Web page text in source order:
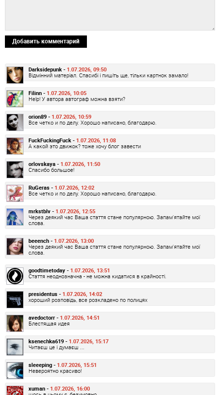
Добавить комментарий
Darksidepunk - 1.07.2026, 09:50
Відмінний матеріал. Спасибі і пишіть ще, тільки картнок замало!
Filinn - 1.07.2026, 10:05
Help! У автора автограф можна взяти?
orion89 - 1.07.2026, 10:59
Все четко и по делу. Хорошо написано, благодарю.
FuckFuckingFuck - 1.07.2026, 11:08
А какой это движок? тоже хочу блог завести
orlovskaya - 1.07.2026, 11:50
Спасибо большое!
RuGeras - 1.07.2026, 12:02
Все четко и по делу. Хорошо написано, благодарю.
mrkstblv - 1.07.2026, 12:55
Через деякий час Ваша стаття стане популярною. Запам'ятайте мої
слова.
beeench - 1.07.2026, 13:00
Через деякий час Ваша стаття стане популярною. Запам'ятайте мої
слова.
goodtimetoday - 1.07.2026, 13:51
Стаття неоднозначна - не можна кидатися в крайності.
presidentus - 1.07.2026, 14:02
хороший розповідь, все розкладено по полицях
avedoctorr - 1.07.2026, 14:51
Блестящая идея
ksenechka619 - 1.07.2026, 15:17
Читаєш це і думаєш ...
sleeeping - 1.07.2026, 15:51
Невероятно красиво!
xuman - 1.07.2026, 16:00